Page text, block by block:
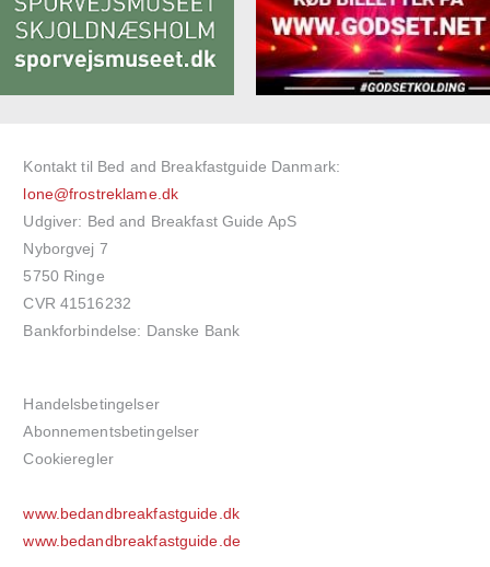
Kontakt til Bed and Breakfastguide Danmark:
lone@frostreklame.dk
Udgiver: Bed and Breakfast Guide ApS
Nyborgvej 7
5750 Ringe
CVR 41516232
Bankforbindelse: Danske Bank
Handelsbetingelser
Abonnementsbetingelser
Cookieregler
www.bedandbreakfastguide.dk
www.bedandbreakfastguide.de